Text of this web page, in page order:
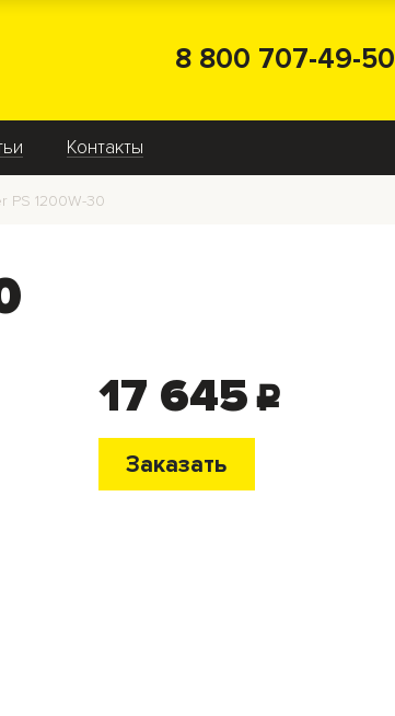
8 800 707-49-50
Контакты
PS 1200W-30
17 645 c
Заказать